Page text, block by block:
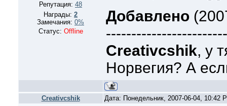
Репутация: 48
Награды: 2
Замечания: 0%
Статус: Offline
Добавлено
Creativcshik, у
Норвегия? А
Creativcshik
Дата: Понедельник, 2007-06-04, 10:42